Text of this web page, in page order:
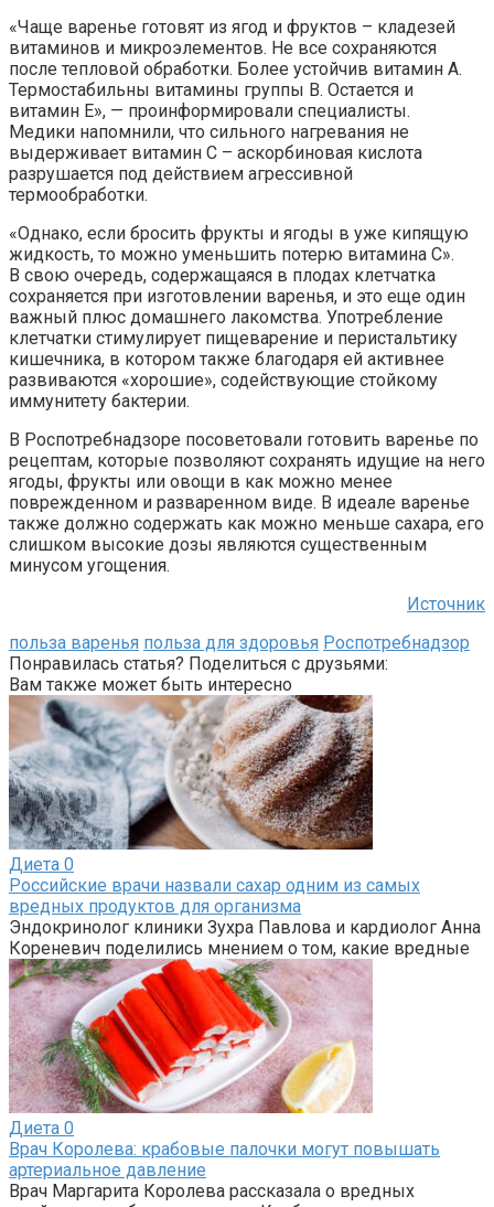
«Чаще варенье готовят из ягод и фруктов – кладезей
витаминов и микроэлементов. Не все сохраняются
после тепловой обработки. Более устойчив витамин А.
Термостабильны витамины группы В. Остается и
витамин Е», — проинформировали специалисты.
Медики напомнили, что сильного нагревания не
выдерживает витамин С – аскорбиновая кислота
разрушается под действием агрессивной
термообработки.
«Однако, если бросить фрукты и ягоды в уже кипящую
жидкость, то можно уменьшить потерю витамина С».
В свою очередь, содержащаяся в плодах клетчатка
сохраняется при изготовлении варенья, и это еще один
важный плюс домашнего лакомства. Употребление
клетчатки стимулирует пищеварение и перистальтику
кишечника, в котором также благодаря ей активнее
развиваются «хорошие», содействующие стойкому
иммунитету бактерии.
В Роспотребнадзоре посоветовали готовить варенье по
рецептам, которые позволяют сохранять идущие на него
ягоды, фрукты или овощи в как можно менее
поврежденном и разваренном виде. В идеале варенье
также должно содержать как можно меньше сахара, его
слишком высокие дозы являются существенным
минусом угощения.
Источник
польза варенья польза для здоровья Роспотребнадзор
Понравилась статья? Поделиться с друзьями:
Вам также может быть интересно
Диета 0
Российские врачи назвали сахар одним из самых
вредных продуктов для организма
Эндокринолог клиники Зухра Павлова и кардиолог Анна
Кореневич поделились мнением о том, какие вредные
Диета 0
Врач Королева: крабовые палочки могут повышать
артериальное давление
Врач Маргарита Королева рассказала о вредных